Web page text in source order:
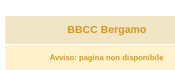
BBCC Bergamo
Avviso: pagina non disponibile